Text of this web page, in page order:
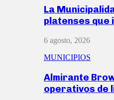
La
platenses
6 agosto, 2026
MUNICIPIOS
Almirante
operativos de